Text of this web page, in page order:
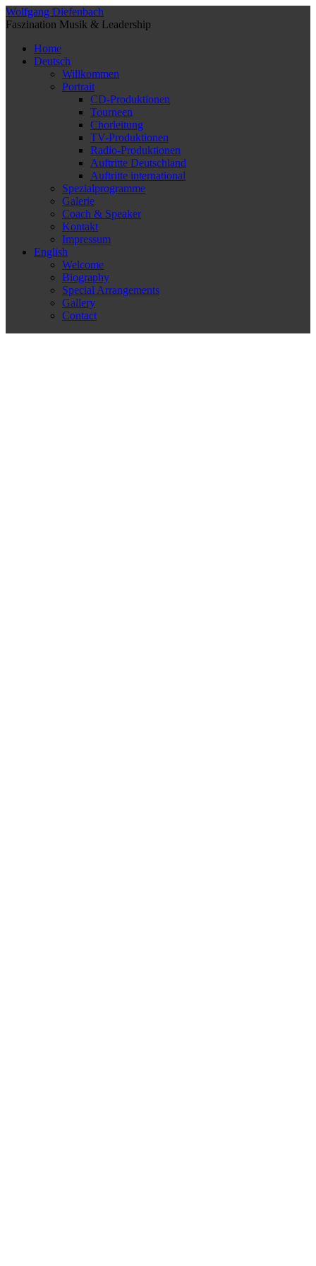
Wolfgang Diefenbach
Faszination Musik & Leadership
Home
Deutsch
Willkommen
Portrait
CD-Produktionen
Tourneen
Chorleitung
TV-Produktionen
Radio-Produktionen
Auftritte Deutschland
Auftritte international
Spezialprogramme
Galerie
Coach & Speaker
Kontakt
Impressum
English
Welcome
Biography
Special Arrangements
Gallery
Contact